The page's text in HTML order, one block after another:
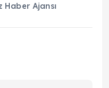
Haber Ajansı